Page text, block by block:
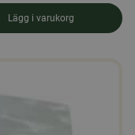
25 kg
Lägg i varukorg